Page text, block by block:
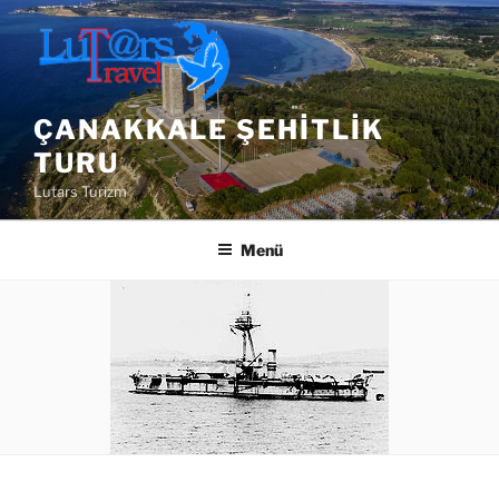
İçeriğe
geç
ÇANAKKALE ŞEHITLIK
TURU
Lutars Turizm
Menü